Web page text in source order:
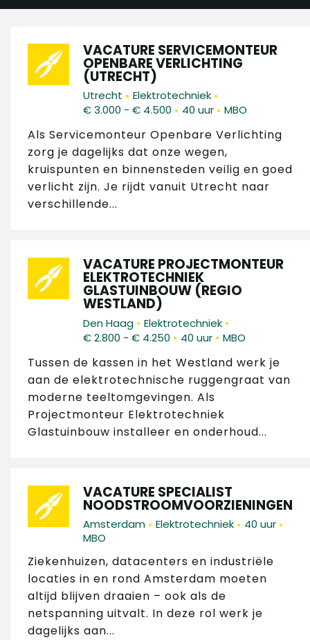
VACATURE SERVICEMONTEUR
OPENBARE VERLICHTING
(UTRECHT)
Utrecht • Elektrotechniek •
€ 3.000 - € 4.500 • 40 uur • MBO
Als Servicemonteur Openbare Verlichting
zorg je dagelijks dat onze wegen,
kruispunten en binnensteden veilig en goed
verlicht zijn. Je rijdt vanuit Utrecht naar
verschillende...
VACATURE PROJECTMONTEUR
ELEKTROTECHNIEK
GLASTUINBOUW (REGIO
WESTLAND)
Den Haag • Elektrotechniek •
€ 2.800 - € 4.250 • 40 uur • MBO
Tussen de kassen in het Westland werk je
aan de elektrotechnische ruggengraat van
moderne teeltomgevingen. Als
Projectmonteur Elektrotechniek
Glastuinbouw installeer en onderhoud...
VACATURE SPECIALIST
NOODSTROOMVOORZIENINGEN
Amsterdam • Elektrotechniek • 40 uur •
MBO
Ziekenhuizen, datacenters en industriële
locaties in en rond Amsterdam moeten
altijd blijven draaien – ook als de
netspanning uitvalt. In deze rol werk je
dagelijks aan...